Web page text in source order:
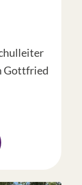
Gottfried